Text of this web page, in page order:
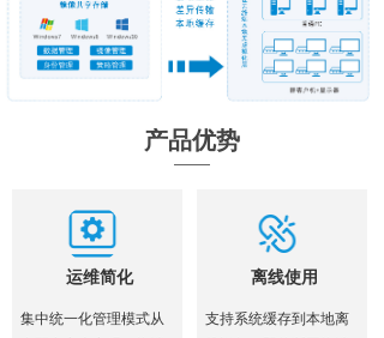
产品优势
运维简化
集中统一化管理模式从
离线使用
支持系统缓存到本地离